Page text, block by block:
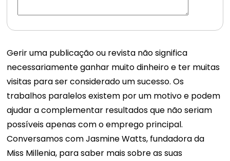
Gerir uma publicação ou revista não significa
necessariamente ganhar muito dinheiro e ter muitas
visitas para ser considerado um sucesso. Os
trabalhos paralelos existem por um motivo e podem
ajudar a complementar resultados que não seriam
possíveis apenas com o emprego principal.
Conversamos com Jasmine Watts, fundadora da
Miss Millenia, para saber mais sobre as suas